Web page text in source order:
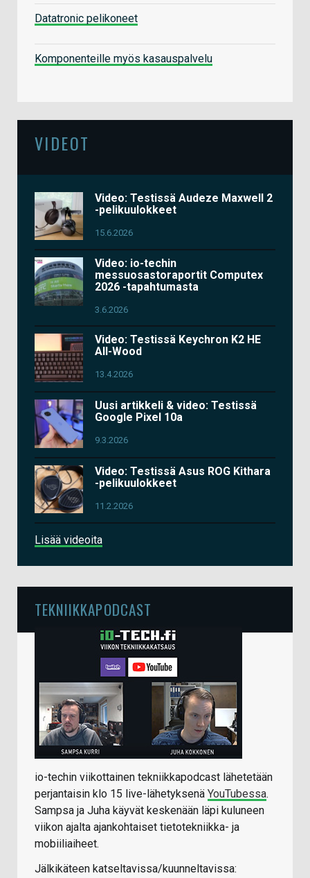
Datatronic pelikoneet
Komponenteille myös kasauspalvelu
VIDEOT
Video: Testissä Audeze Maxwell 2
-pelikuulokkeet
15.6.2026
Video: io-techin
messuosastoraportit Computex
2026 -tapahtumasta
3.6.2026
Video: Testissä Keychron K2 HE
All-Wood
13.4.2026
Uusi artikkeli & video: Testissä
Google Pixel 10a
9.3.2026
Video: Testissä Asus ROG Kithara
-pelikuulokkeet
11.2.2026
Lisää videoita
TEKNIIKKAPODCAST
io-techin viikottainen tekniikkapodcast lähetetään
perjantaisin klo 15 live-lähetyksenä YouTubessa.
Sampsa ja Juha käyvät keskenään läpi kuluneen
viikon ajalta ajankohtaiset tietotekniikka- ja
mobiiliaiheet.
Jälkikäteen katseltavissa/kuunneltavissa: